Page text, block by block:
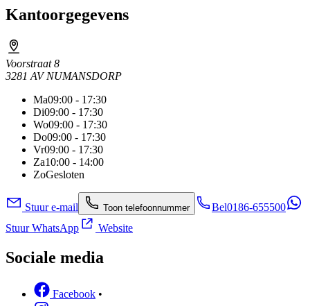
Kantoorgegevens
Voorstraat 8
3281 AV NUMANSDORP
Ma09:00 - 17:30
Di09:00 - 17:30
Wo09:00 - 17:30
Do09:00 - 17:30
Vr09:00 - 17:30
Za10:00 - 14:00
ZoGesloten
Stuur e-mail Toon telefoonnummer Bel0186-655500
Stuur WhatsApp
Website
Sociale media
Facebook •